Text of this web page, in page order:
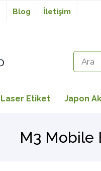
Blog
İletişim
Laser Etiket Japon
M3 Mobile